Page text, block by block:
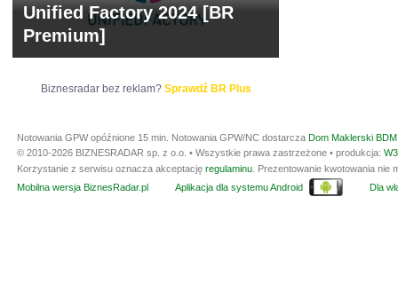
Unified Factory 2024 [BR
Premium]
Biznesradar bez reklam? Sprawdź BR Plus
Notowania GPW opóźnione 15 min. Notowania GPW/NC dostarcza Dom Maklerski
© 2010-2026 BIZNESRADAR sp. z o.o. • Wszystkie prawa zastrzeżone • produkcja:
Korzystanie z serwisu oznacza akceptację regulaminu . Prezentowanie kwotowania
Mobilna wersja BiznesRadar.pl
Aplikacja dla systemu Android Dla